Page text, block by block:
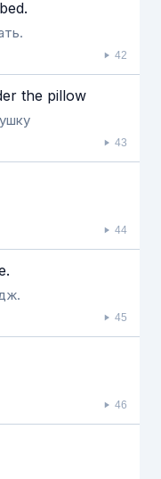
42
the pillow
43
44
45
46